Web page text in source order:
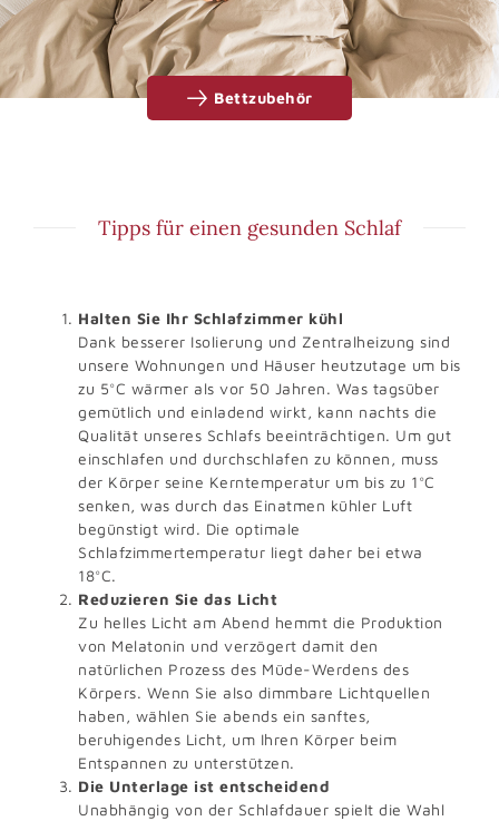
Bettzubehör
Tipps für einen gesunden Schlaf
Halten Sie Ihr Schlafzimmer kühl
Dank besserer Isolierung und Zentralheizung sind
unsere Wohnungen und Häuser heutzutage um bis
zu 5°C wärmer als vor 50 Jahren. Was tagsüber
gemütlich und einladend wirkt, kann nachts die
Qualität unseres Schlafs beeinträchtigen. Um gut
einschlafen und durchschlafen zu können, muss
der Körper seine Kerntemperatur um bis zu 1°C
senken, was durch das Einatmen kühler Luft
begünstigt wird. Die optimale
Schlafzimmertemperatur liegt daher bei etwa
18°C.
Reduzieren Sie das Licht
Zu helles Licht am Abend hemmt die Produktion
von Melatonin und verzögert damit den
natürlichen Prozess des Müde-Werdens des
Körpers. Wenn Sie also dimmbare Lichtquellen
haben, wählen Sie abends ein sanftes,
beruhigendes Licht, um Ihren Körper beim
Entspannen zu unterstützen.
Die Unterlage ist entscheidend
Unabhängig von der Schlafdauer spielt die Wahl